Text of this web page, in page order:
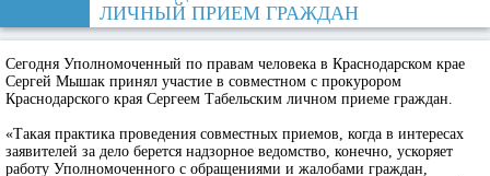
ЛИЧНЫЙ ПРИЕМ ГРАЖДАН
Сегодня Уполномоченный по правам человека в Краснодарском крае
Сергей Мышак принял участие в совместном с прокурором
Краснодарского края Сергеем Табельским личном приеме граждан.
«Такая практика проведения совместных приемов, когда в интересах
заявителей за дело берется надзорное ведомство, конечно, ускоряет
работу Уполномоченного с обращениями и жалобами граждан,